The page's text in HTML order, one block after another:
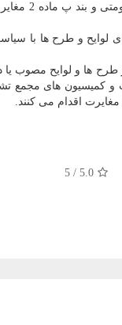
لوایح و طرح ها با
طرح ها و لوایح
و كمیسیون های
اقدام می كنند.
5.0
/
5